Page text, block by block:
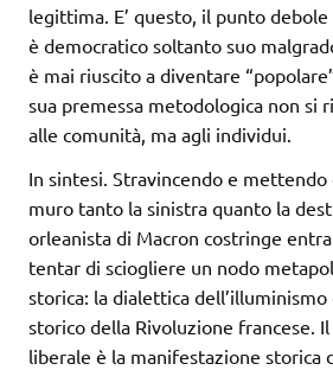
legittima. E’ questo, il punto
è democratico soltanto suo
è mai riuscito a diventare
sua premessa metodologica non si
alle comunità, ma agli individui.
In sintesi. Stravincendo e mettendo
muro tanto la sinistra quanto la
orleanista di Macron costringe
tentar di sciogliere un nodo
storica: la dialettica
storico della Rivoluzione francese.
liberale è la manifestazione storica